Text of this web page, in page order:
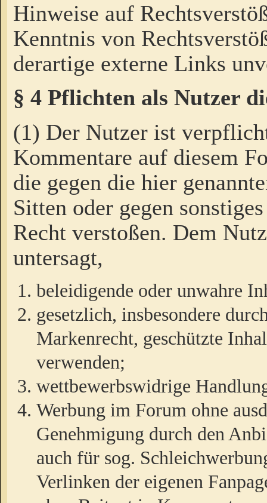
Hinweise auf
Kenntnis von
derartige externe Links
§ 4 Pflichten als Nutzer
(1) Der Nutzer ist
Kommentare auf diesem
die gegen die hier
Sitten oder gegen
Recht verstoßen. Dem
untersagt,
beleidigende oder unwahre
gesetzlich, insbesondere
Markenrecht, geschützte
verwenden;
wettbewerbswidrige
Werbung im Forum ohne
Genehmigung durch den
auch für sog.
Verlinken der eigenen